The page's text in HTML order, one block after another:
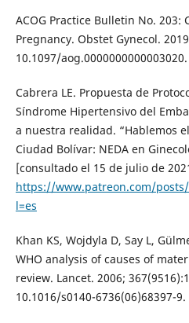
ACOG Practice Bulletin No.
Pregnancy. Obstet Gynecol.
10.1097/aog.0000000000003020.
Cabrera LE. Propuesta de
Síndrome Hipertensivo del
a nuestra realidad. “Hablemos
Ciudad Bolívar: NEDA en
[consultado el 15 de julio de
https://www.patreon.com/
l=es
Khan KS, Wojdyla D, Say L,
WHO analysis of causes of
review. Lancet. 2006;
10.1016/s0140-6736(06)68397-9.